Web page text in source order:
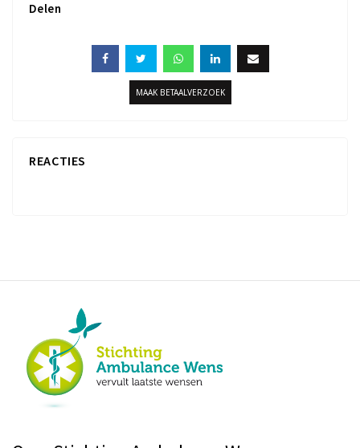
Delen
MAAK BETAALVERZOEK
REACTIES